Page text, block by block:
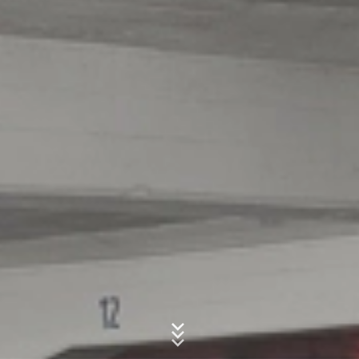
nenhum outro dado mantido pelo Google.
website (incluindo o endereço IP) sejam passados ​​para
o Google, sendo estes responsáveis pelo tratamento
dos dados, baixando e instalando o plug-in do
https://tools.google.com/dlpage/gaoptout?hl=en
Pode impedir a recolha de dados pelo Google Analytics
clicando no link a seguir. Uma cookie de opção será
definido para impedir que os seus dados sejam
recolhidos em futuras visitas:
ESCOLHA UM